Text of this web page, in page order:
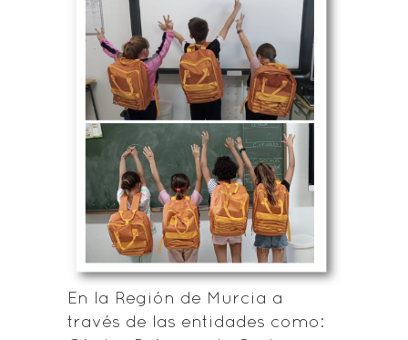
En la Región de Murcia a
través de las entidades como: